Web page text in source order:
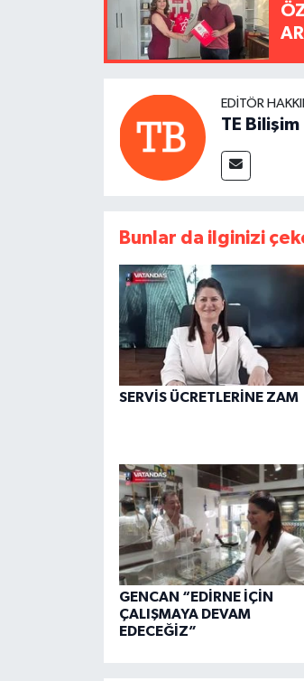
EDITÖR
TE Bilişim
Bunlar da ilginizi
SERVİS ÜCRETLERİNE ZAM
GENCAN “EDİRNE İÇİN
ÇALIŞMAYA DEVAM
EDECEĞİZ”